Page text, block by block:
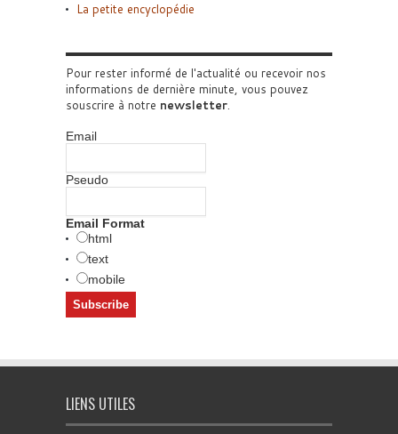
La petite encyclopédie
Pour rester informé de l'actualité ou recevoir nos
informations de dernière minute, vous pouvez
souscrire à notre newsletter.
Email
Pseudo
Email Format
html
text
mobile
LIENS UTILES